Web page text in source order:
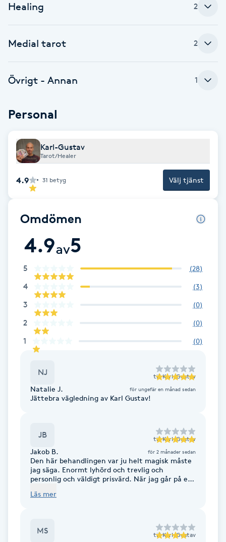
Balayage
Bambumassage
BIAB
Blowout
Bottenfärg
Brynformning
Brynfärgning
Brynplockning
Bröllopsuppsättning
Celluliter
Coachning
Cryoterapi
Damklippning
Healing 2
Medial tarot 2
Övrigt - Annan 1
Personal
Karl-Gustav
Tarot/Healer
4.9 31 betyg Välj tjänst
Omdömen
4.9av5
5 (28)
4 (3)
3 (0)
2 (0)
1 (0)
NJ till Karl-Gustav
Natalie J. för ungefär en månad sedan
Jättebra vägledning av Karl Gustav!
JB till Karl-Gustav
Jakob B. för 2 månader sedan
Den här behandlingen var ju helt magisk måste
jag säga. Enormt lyhörd och trevlig och
personlig och väldigt prisvärd. När jag går på en
betalt. hade ju lätt kunnat tänka mig betala
finns Karl-Gustav :) vi ses snart igen!
Läs mer
MS till Karl-Gustav